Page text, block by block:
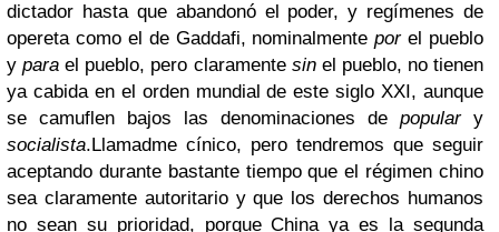
dictador hasta que abandonó el poder, y regímenes de
opereta como el de Gaddafi, nominalmenteporel pueblo
ypara el pueblo, pero claramente sinel pueblo, no tienen
ya cabida en el orden mundial de este siglo XXI, aunque
se camuflen bajos las denominaciones de populary
socialista.Llamadme cínico, pero tendremos que seguir
aceptando durante bastante tiempo que el régimen chino
sea claramente autoritario y que los derechos humanos
no sean su prioridad, porque China ya es la segunda